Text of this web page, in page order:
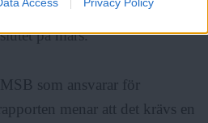
Resultatet
på mars.
som ansvarar för
menar att det krävs en